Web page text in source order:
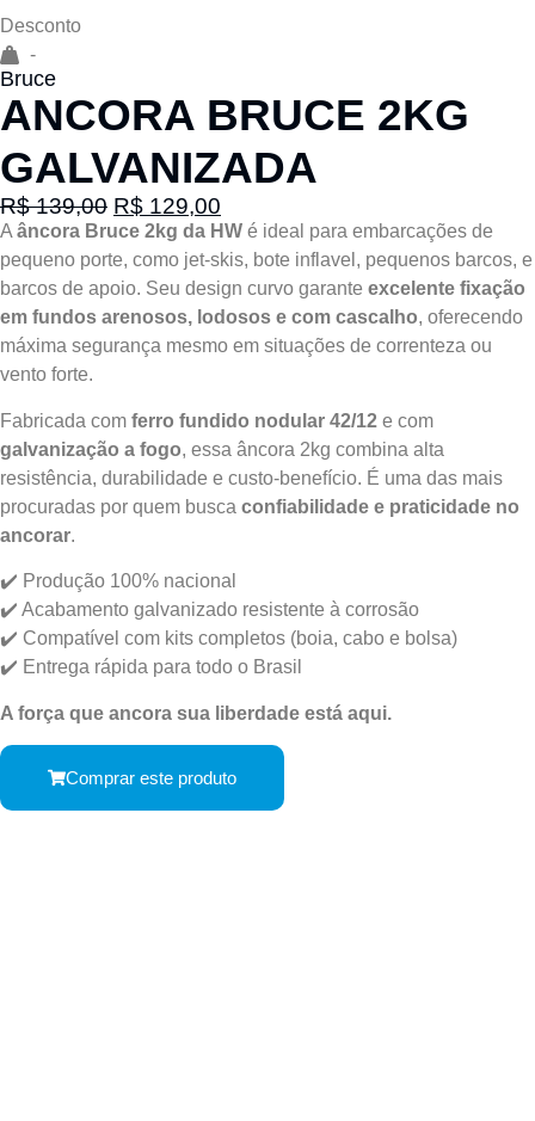
Desconto
-
Bruce
ANCORA BRUCE 2KG
GALVANIZADA
R$139,00 R$ 129,00
A âncora Bruce 2kg da HW é ideal para embarcações de
pequeno porte, como jet-skis, bote inflavel, pequenos barcos, e
barcos de apoio. Seu design curvo garante excelente fixação
em fundos arenosos, lodosos e com cascalho, oferecendo
máxima segurança mesmo em situações de correnteza ou
vento forte.
Fabricada com ferro fundido nodular 42/12 e com
galvanização a fogo, essa âncora 2kg combina alta
resistência, durabilidade e custo-benefício. É uma das mais
procuradas por quem busca confiabilidade e praticidade no
ancorar.
✔️ Produção 100% nacional
✔️ Acabamento galvanizado resistente à corrosão
✔️ Compatível com kits completos (boia, cabo e bolsa)
✔️ Entrega rápida para todo o Brasil
A força que ancora sua liberdade está aqui.
Comprar este produto